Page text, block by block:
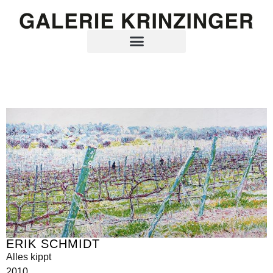
ERIK SCHMIDT
Alles kippt